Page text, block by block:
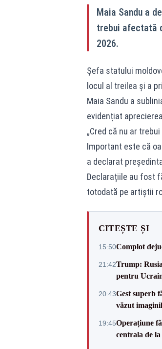
Maia Sandu a
trebui afectată
2026.
Șefa statului
locul al treilea și a
Maia Sandu a
evidențiat
„Cred că nu ar
Important este că
a declarat
Declarațiile au fost
totodată pe artiștii
CITEȘTE ȘI
15:50Complot
21:42Trump:
pentru
20:43Gest superb
văzut
19:45Operațiune
centrala de